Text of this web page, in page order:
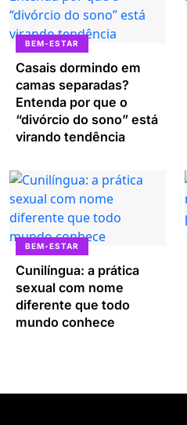
BEM-ESTAR
Casais dormindo em
camas separadas?
Entenda por que o
“divórcio do sono” está
virando tendência
BEM-ESTAR
Cunilíngua: a prática
sexual com nome
diferente que todo
mundo conhece